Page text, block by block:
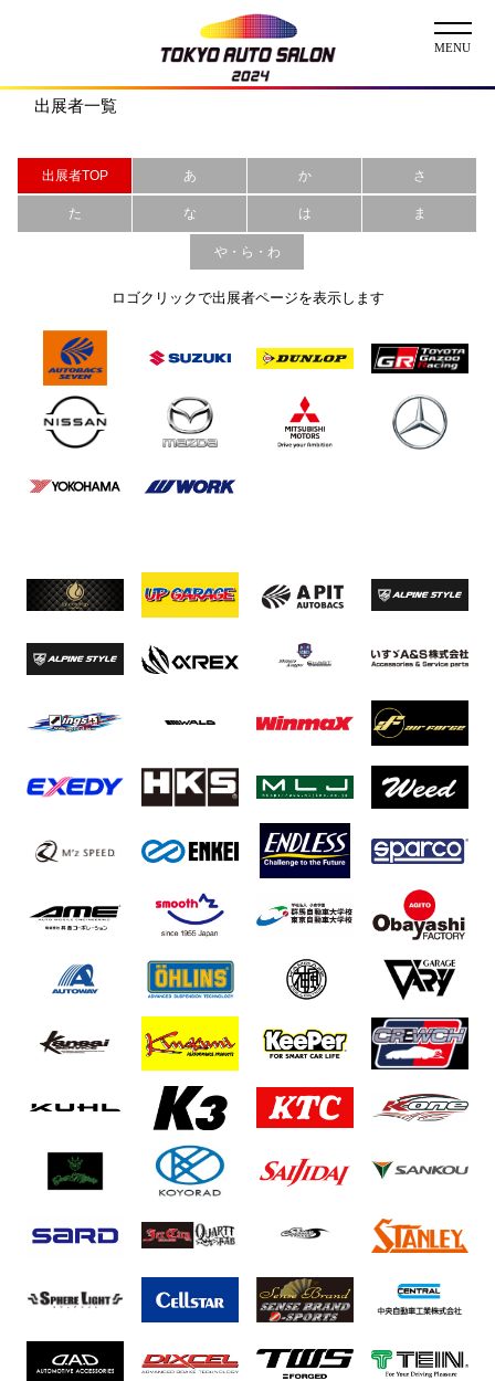
ABOUT
チケット
イベント
コンテスト
出展者
出展者一覧
展示車両一覧
会場アクセス
出展者・Exhibitor
出展者一覧
出展者TOP あ か さ
た な は ま
や・ら・わ
ロゴクリックで出展者ページを表示します